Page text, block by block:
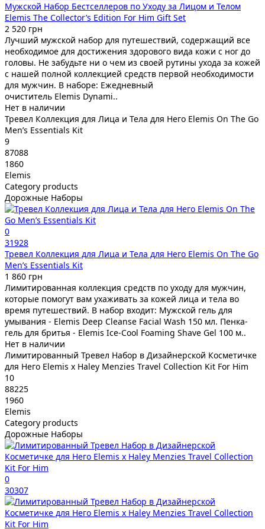
Мужской Набор Бестселлеров по Уходу за Лицом и Телом
Elemis The Collector’s Edition For Him Gift Set
2 520 грн
Лучший мужской набор для путешествий, содержащий все
необходимое для достижения здорового вида кожи с ног до
головы. Не забудьте ни о чем из своей рутины ухода за кожей
с нашей полной коллекцией средств первой необходимости
для мужчин. В наборе: Ежедневный
очиститель Elemis Dynami..
Нет в наличии
Тревел Коллекция для Лица и Тела для Него Elemis On The Go
Men’s Essentials Kit
9
87088
1860
Elemis
Category products
Дорожные Наборы
0
31928
Тревел Коллекция для Лица и Тела для Него Elemis On The Go
Men’s Essentials Kit
1 860 грн
Лимитированная коллекция средств по уходу для мужчин,
которые помогут вам ухаживать за кожей лица и тела во
время путешествий. В набор входит: Мужской гель для
умывания - Elemis Deep Cleanse Facial Wash 150 мл. Пенка-
гель для бритья - Elemis Ice-Cool Foaming Shave Gel 100 м..
Нет в наличии
Лимитированный Тревел Набор в Дизайнерской Косметичке
для Него Elemis x Haley Menzies Travel Collection Kit For Him
10
88225
1960
Elemis
Category products
Дорожные Наборы
0
30307